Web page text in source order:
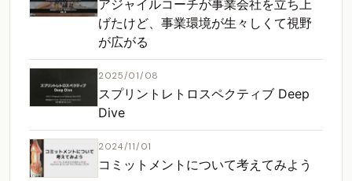
アジャイルコーチが事業会社を立ち上
げたけど、事業環境が生々しくて視野
が広がる
2025/01/08
スプリントレトロスペクティブ Deep
Dive
2024/11/01
コミットメントについて考えてみよう